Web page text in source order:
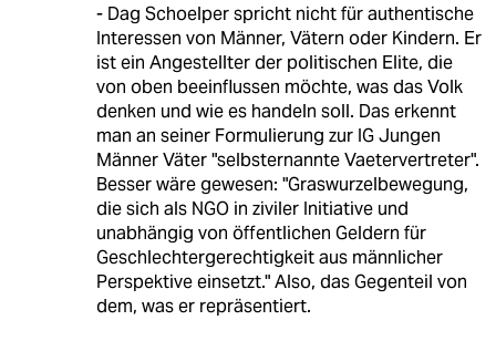
- Dag Schoelper spricht nicht für authentische
Interessen von Männer, Vätern oder Kindern. Er
ist ein Angestellter der politischen Elite, die
von oben beeinflussen möchte, was das Volk
denken und wie es handeln soll. Das erkennt
man an seiner Formulierung zur IG Jungen
Männer Väter "selbsternannte Vaetervertreter".
Besser wäre gewesen: "Graswurzelbewegung,
die sich als NGO in ziviler Initiative und
unabhängig von öffentlichen Geldern für
Geschlechtergerechtigkeit aus männlicher
Perspektive einsetzt." Also, das Gegenteil von
dem, was er repräsentiert.